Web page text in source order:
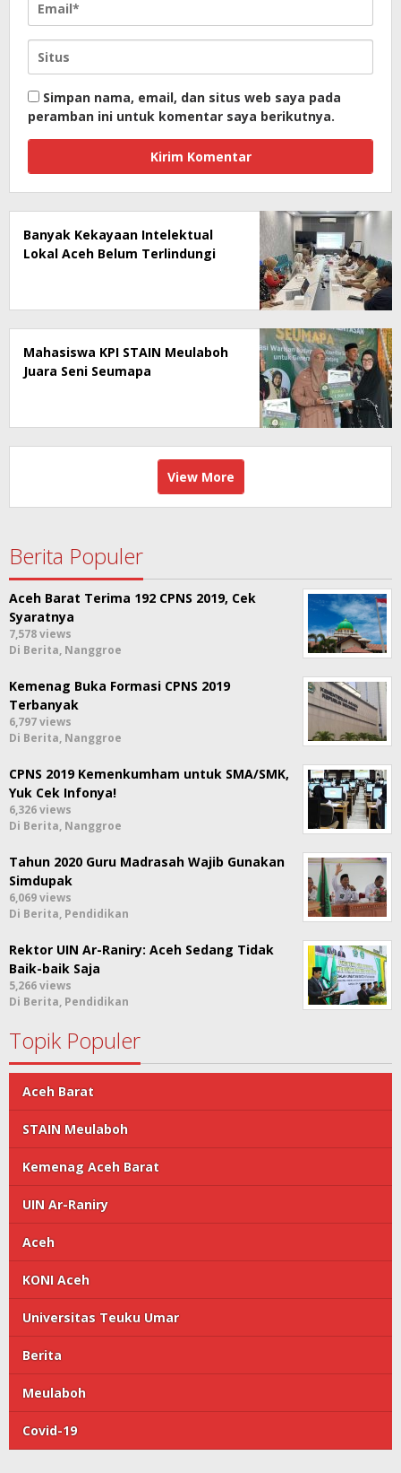
Simpan nama, email, dan situs web saya pada
peramban ini untuk komentar saya berikutnya.
Banyak Kekayaan Intelektual
Lokal Aceh Belum Terlindungi
Mahasiswa KPI STAIN Meulaboh
Juara Seni Seumapa
View More
Berita Populer
Aceh Barat Terima 192 CPNS 2019, Cek
Syaratnya
7,578 views
Di Berita, Nanggroe
Kemenag Buka Formasi CPNS 2019
Terbanyak
6,797 views
Di Berita, Nanggroe
CPNS 2019 Kemenkumham untuk SMA/SMK,
Yuk Cek Infonya!
6,326 views
Di Berita, Nanggroe
Tahun 2020 Guru Madrasah Wajib Gunakan
Simdupak
6,069 views
Di Berita, Pendidikan
Rektor UIN Ar-Raniry: Aceh Sedang Tidak
Baik-baik Saja
5,266 views
Di Berita, Pendidikan
Topik Populer
Aceh Barat
STAIN Meulaboh
Kemenag Aceh Barat
UIN Ar-Raniry
Aceh
KONI Aceh
Universitas Teuku Umar
Berita
Meulaboh
Covid-19